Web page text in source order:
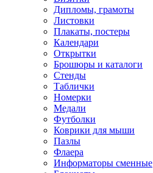
Дипломы, грамоты
Листовки
Плакаты, постеры
Календари
Открытки
Брошюры и каталоги
Стенды
Таблички
Номерки
Медали
Футболки
Коврики для мыши
Пазлы
Флаера
Информаторы сменные